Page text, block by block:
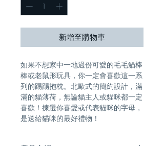
新增至購物車
如果不想家中一地過份可愛的毛毛貓棒
棒或老鼠形玩具，你一定會喜歡這一系
列的踢踢抱枕。北歐式的簡約設計，滿
滿的貓薄荷，無論貓主人或貓咪都一定
喜歡！揀選你喜愛或代表貓咪的字母，
是送給貓咪的最好禮物！